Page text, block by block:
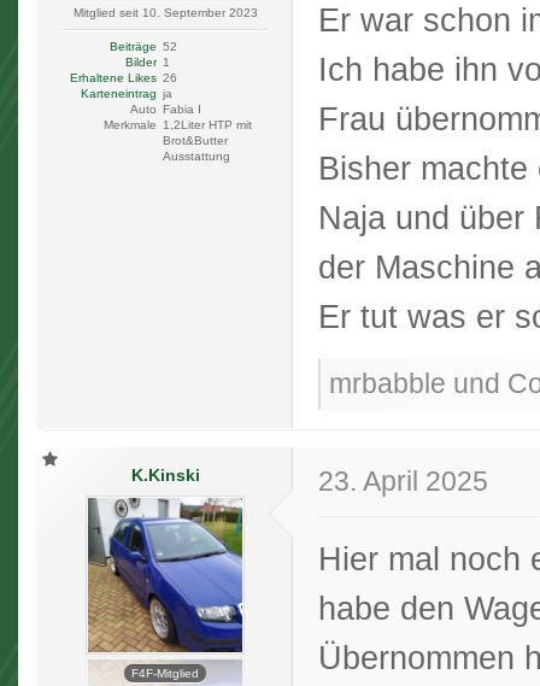
Mitglied seit 10. September 2023
Beiträge 52
Bilder 1
Erhaltene Likes 26
Karteneintrag ja
Auto Fabia I
Merkmale
1,2Liter HTP mit
Brot&Butter
Ausstattung
Er war schon
Ich habe ihn
Frau
Bisher
Naja und über
der Maschine
Er tut was er
mrbabble und
K.Kinski
F4F-Mitglied
23. April 2025
Hier mal noch
habe den
Übernommen